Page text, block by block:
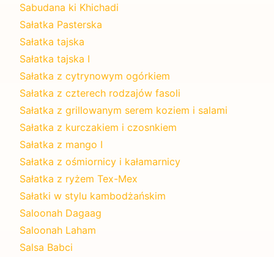
Sabudana ki Khichadi
Sałatka Pasterska
Sałatka tajska
Sałatka tajska I
Sałatka z cytrynowym ogórkiem
Sałatka z czterech rodzajów fasoli
Sałatka z grillowanym serem koziem i salami
Sałatka z kurczakiem i czosnkiem
Sałatka z mango I
Sałatka z ośmiornicy i kałamarnicy
Sałatka z ryżem Tex-Mex
Sałatki w stylu kambodżańskim
Saloonah Dagaag
Saloonah Laham
Salsa Babci